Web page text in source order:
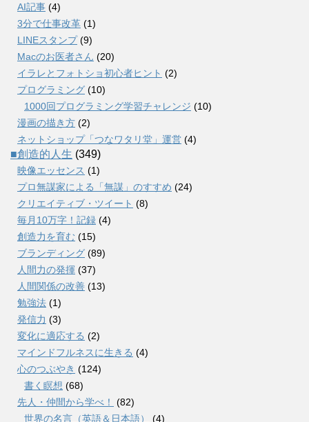
AI記事 (4)
3分で仕事改革 (1)
LINEスタンプ(9)
Macのお医者さん (20)
イラレとフォトショ初心者ヒント (2)
プログラミング (10)
1000回プログラミング学習チャレンジ (10)
漫画の描き方 (2)
ネットショップ「つなワタリ堂」運営 (4)
■創造的人生 (349)
映像エッセンス (1)
プロ無謀家による「無謀」のすすめ (24)
クリエイティブ・ツイート (8)
毎月10万字！記録 (4)
創造力を育む (15)
ブランディング (89)
人間力の発揮 (37)
人間関係の改善 (13)
勉強法 (1)
発信力 (3)
変化に適応する (2)
マインドフルネスに生きる (4)
心のつぶやき (124)
書く瞑想 (68)
先人・仲間から学べ！
(82)
世界の名言（英語＆日本語）
(4)